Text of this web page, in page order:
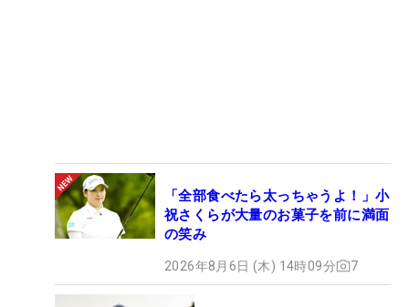
「全部食べたら太っちゃうよ！」小
祝さくらが大量のお菓子を前に満面
の笑み
2026年8月6日 (木) 14時09分 7